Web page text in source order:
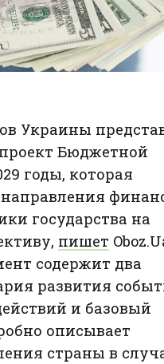
Украины
Бюджетной
годы, которая
государства на
пишет
содержит два
развития
и базовый
описывает
страны в